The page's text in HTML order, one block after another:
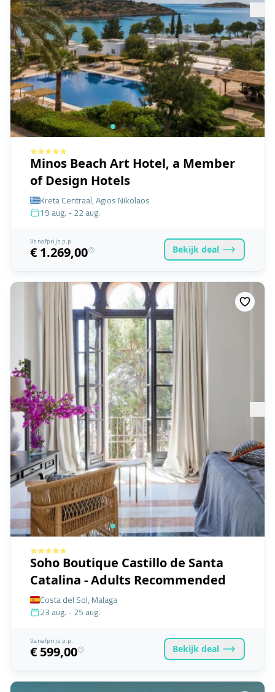
Minos Beach Art Hotel, a Member
of Design Hotels
Kreta Centraal, Agios Nikolaos
19 aug. - 22 aug.
Vanafprijs p.p.
€ 1.269,00 Bekijk deal
Soho Boutique Castillo de Santa
Catalina - Adults Recommended
Costa del Sol, Malaga
23 aug. - 25 aug.
Vanafprijs p.p.
€ 599,00 Bekijk deal